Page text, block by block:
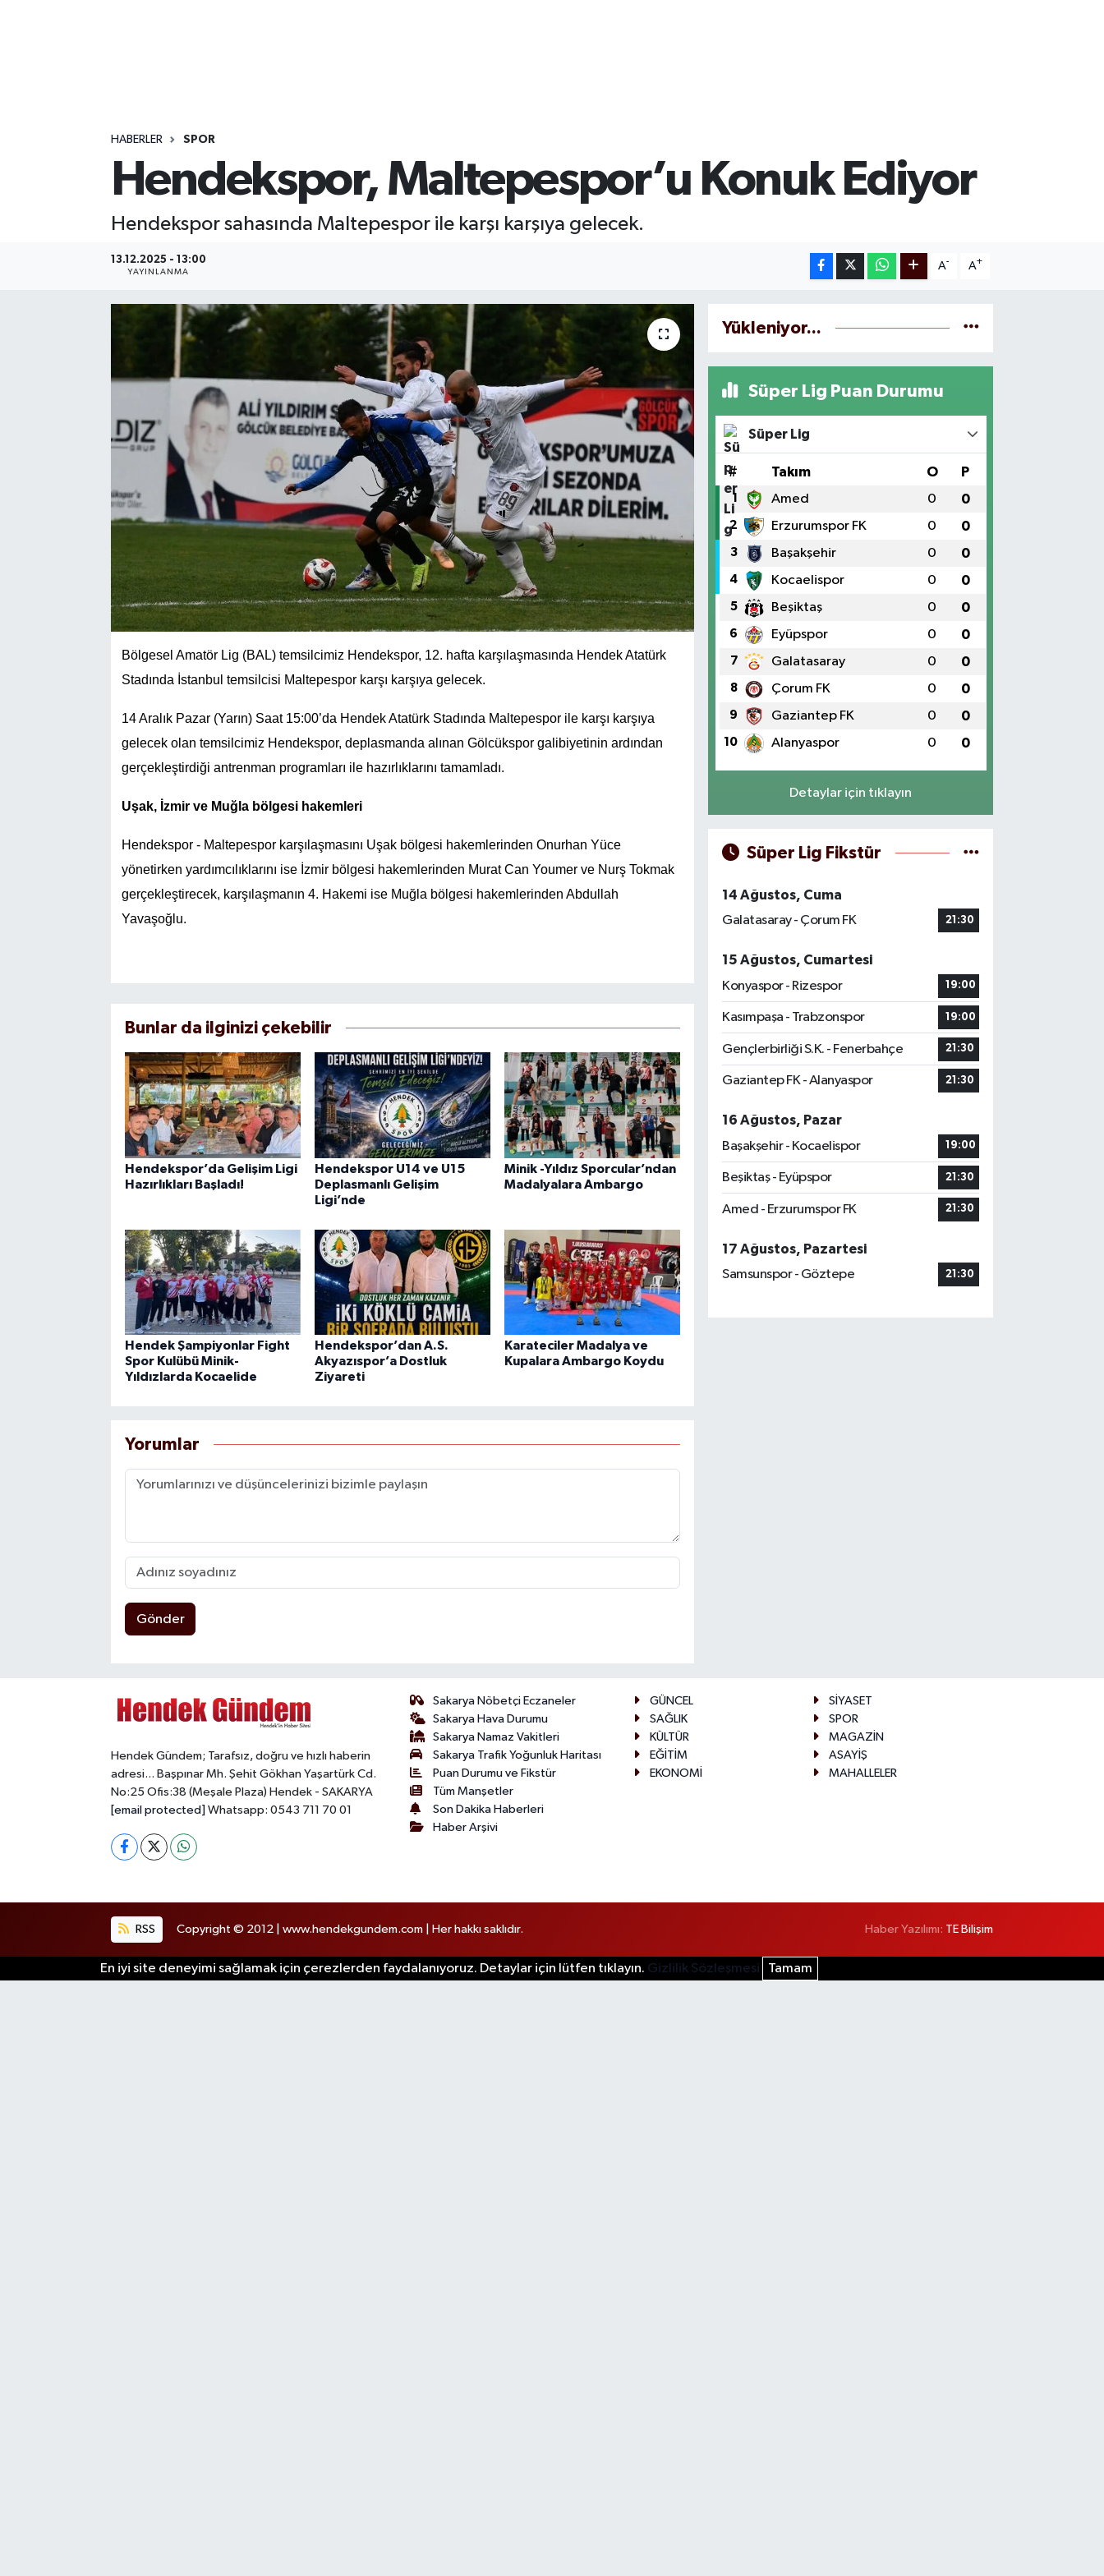
HABERLER SPOR
Hendekspor, Maltepespor’u Konuk Ediyor
Hendekspor sahasında Maltepespor ile karşı karşıya gelecek.
13.12.2025 - 13:00
YAYINLANMA
A- A+
Bölgesel Amatör Lig (BAL) temsilcimiz Hendekspor, 12. hafta karşılaşmasında Hendek Atatürk
Stadında İstanbul temsilcisi Maltepespor karşı karşıya gelecek.
14 Aralık Pazar (Yarın) Saat 15:00’da Hendek Atatürk Stadında Maltepespor ile karşı karşıya
gelecek olan temsilcimiz Hendekspor, deplasmanda alınan Gölcükspor galibiyetinin ardından
gerçekleştirdiği antrenman programları ile hazırlıklarını tamamladı.
Uşak, İzmir ve Muğla bölgesi hakemleri
Hendekspor - Maltepespor karşılaşmasını Uşak bölgesi hakemlerinden Onurhan Yüce
yönetirken yardımcılıklarını ise İzmir bölgesi hakemlerinden Murat Can Youmer ve Nurş Tokmak
gerçekleştirecek, karşılaşmanın 4. Hakemi ise Muğla bölgesi hakemlerinden Abdullah
Yavaşoğlu.
Bunlar da ilginizi çekebilir
Hendekspor’da Gelişim Ligi
Hazırlıkları Başladı!
Hendekspor U14 ve U15
Deplasmanlı Gelişim
Ligi’nde
Minik -Yıldız Sporcular’ndan
Madalyalara Ambargo
Hendek Şampiyonlar Fight
Spor Kulübü Minik-
Yıldızlarda Kocaelide
Hendekspor’dan A.S.
Akyazıspor’a Dostluk
Ziyareti
Karateciler Madalya ve
Kupalara Ambargo Koydu
Yorumlar
Gönder
Yükleniyor...
Süper Lig Puan Durumu
Süper Lig
# Takım O P
1 Amed 0 0
2 Erzurumspor FK 0 0
3 Başakşehir 0 0
4 Kocaelispor 0 0
5 Beşiktaş 0 0
6 Eyüpspor 0 0
7 Galatasaray 0 0
8 Çorum FK 0 0
9 Gaziantep FK 0 0
10 Alanyaspor 0 0
Detaylar için tıklayın
Süper Lig Fikstür
14 Ağustos, Cuma
Galatasaray - Çorum FK
21:30
15 Ağustos, Cumartesi
Konyaspor - Rizespor
19:00
Kasımpaşa - Trabzonspor 19:00
Gençlerbirliği S.K. - Fenerbahçe 21:30
Gaziantep FK - Alanyaspor 21:30
16 Ağustos, Pazar
Başakşehir - Kocaelispor
19:00
Beşiktaş - Eyüpspor 21:30
Amed - Erzurumspor FK 21:30
17 Ağustos, Pazartesi
Samsunspor - Göztepe
21:30
Hendek Gündem; Tarafsız, doğru ve hızlı haberin
adresi... Başpınar Mh. Şehit Gökhan Yaşartürk Cd.
No:25 Ofis:38 (Meşale Plaza) Hendek - SAKARYA
[email protected] Whatsapp: 0543 711 70 01
Sakarya Nöbetçi Eczaneler
Sakarya Hava Durumu
Sakarya Namaz Vakitleri
Sakarya Trafik Yoğunluk Haritası
Puan Durumu ve Fikstür
Tüm Manşetler
Son Dakika Haberleri
Haber Arşivi
GÜNCEL
SİYASET
SAĞLIK
SPOR
KÜLTÜR
MAGAZİN
EĞİTİM
ASAYİŞ
EKONOMİ
MAHALLELER
RSS Copyright © 2012 | www.hendekgundem.com | Her hakkı saklıdır. Haber Yazılımı: TE Bilişim
En iyi site deneyimi sağlamak için çerezlerden faydalanıyoruz. Detaylar için lütfen tıklayın. Gizlilik Sözleşmesi Tamam